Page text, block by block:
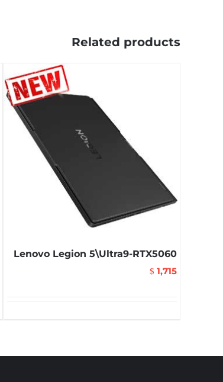
Related products
Lenovo Legion 5\Ultra9-RTX5060
$ 1,715